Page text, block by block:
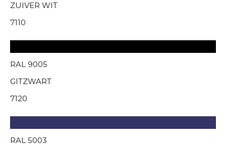
ZUIVER WIT
7110
RAL 9005
GITZWART
7120
RAL 5003